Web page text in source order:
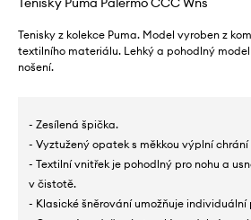
Tenisky z kolekce Puma. Model vyroben z
textilního materiálu. Lehký a pohodlný
nošení.
- Zesílená špička.
- Vyztužený opatek s měkkou výplní
- Textilní vnitřek je pohodlný pro nohu a
v čistotě.
- Klasické šněrování umožňuje individuální